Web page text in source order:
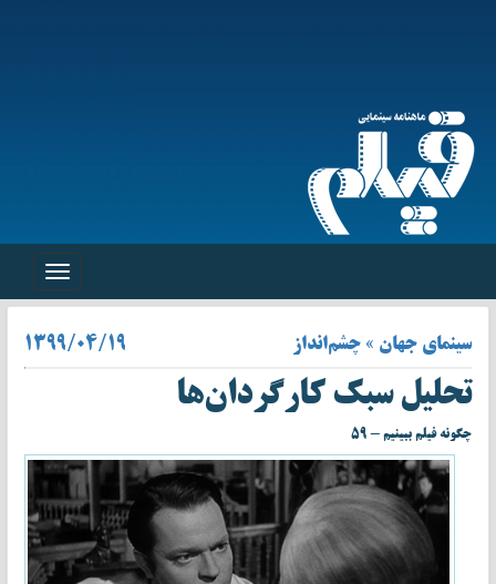
Toggle
سینمای جهان » چشم‌انداز ۱۳۹۹/۰۴/۱۹
تحلیل سبک کارگردان‌ها
چگونه فیلم ببینیم - ۵۹